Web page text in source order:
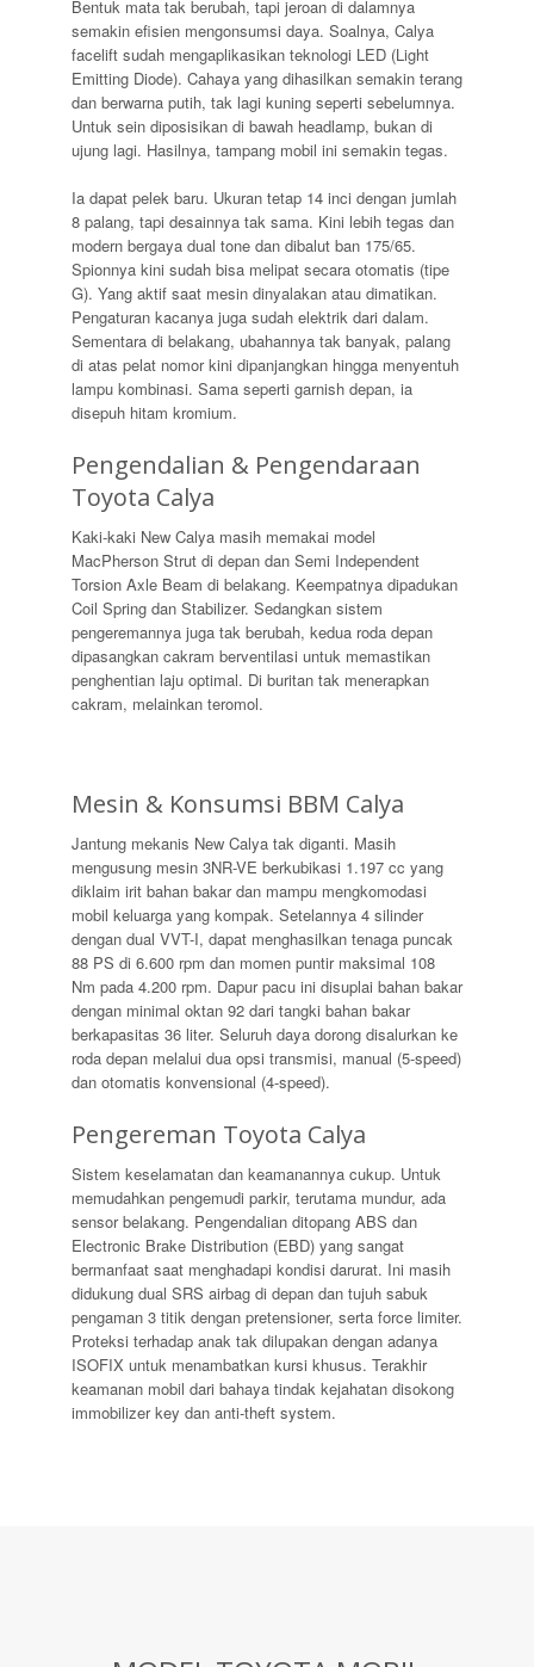
Bentuk mata tak berubah, tapi jeroan di dalamnya
semakin efisien mengonsumsi daya. Soalnya, Calya
facelift sudah mengaplikasikan teknologi LED (Light
Emitting Diode). Cahaya yang dihasilkan semakin terang
dan berwarna putih, tak lagi kuning seperti sebelumnya.
Untuk sein diposisikan di bawah headlamp, bukan di
ujung lagi. Hasilnya, tampang mobil ini semakin tegas.
Ia dapat pelek baru. Ukuran tetap 14 inci dengan jumlah
8 palang, tapi desainnya tak sama. Kini lebih tegas dan
modern bergaya dual tone dan dibalut ban 175/65.
Spionnya kini sudah bisa melipat secara otomatis (tipe
G). Yang aktif saat mesin dinyalakan atau dimatikan.
Pengaturan kacanya juga sudah elektrik dari dalam.
Sementara di belakang, ubahannya tak banyak, palang
di atas pelat nomor kini dipanjangkan hingga menyentuh
lampu kombinasi. Sama seperti garnish depan, ia
disepuh hitam kromium.
Pengendalian & Pengendaraan
Toyota Calya
Kaki-kaki New Calya masih memakai model
MacPherson Strut di depan dan Semi Independent
Torsion Axle Beam di belakang. Keempatnya dipadukan
Coil Spring dan Stabilizer. Sedangkan sistem
pengeremannya juga tak berubah, kedua roda depan
dipasangkan cakram berventilasi untuk memastikan
penghentian laju optimal. Di buritan tak menerapkan
cakram, melainkan teromol.
Mesin & Konsumsi BBM Calya
Jantung mekanis New Calya tak diganti. Masih
mengusung mesin 3NR-VE berkubikasi 1.197 cc yang
diklaim irit bahan bakar dan mampu mengkomodasi
mobil keluarga yang kompak. Setelannya 4 silinder
dengan dual VVT-I, dapat menghasilkan tenaga puncak
88 PS di 6.600 rpm dan momen puntir maksimal 108
Nm pada 4.200 rpm. Dapur pacu ini disuplai bahan bakar
dengan minimal oktan 92 dari tangki bahan bakar
berkapasitas 36 liter. Seluruh daya dorong disalurkan ke
roda depan melalui dua opsi transmisi, manual (5-speed)
dan otomatis konvensional (4-speed).
Pengereman Toyota Calya
Sistem keselamatan dan keamanannya cukup. Untuk
memudahkan pengemudi parkir, terutama mundur, ada
sensor belakang. Pengendalian ditopang ABS dan
Electronic Brake Distribution (EBD) yang sangat
bermanfaat saat menghadapi kondisi darurat. Ini masih
didukung dual SRS airbag di depan dan tujuh sabuk
pengaman 3 titik dengan pretensioner, serta force limiter.
Proteksi terhadap anak tak dilupakan dengan adanya
ISOFIX untuk menambatkan kursi khusus. Terakhir
keamanan mobil dari bahaya tindak kejahatan disokong
immobilizer key dan anti-theft system.